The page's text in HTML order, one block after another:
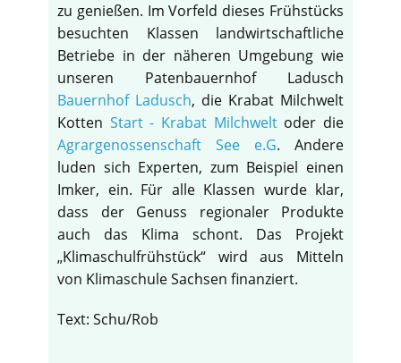
zu genießen. Im Vorfeld dieses Frühstücks
besuchten Klassen landwirtschaftliche
Betriebe in der näheren Umgebung wie
unseren Patenbauernhof Ladusch
Bauernhof Ladusch, die Krabat Milchwelt
Kotten Start - Krabat Milchweltoder die
Agrargenossenschaft See e.G. Andere
luden sich Experten, zum Beispiel einen
Imker, ein. Für alle Klassen wurde klar,
dass der Genuss regionaler Produkte
auch das Klima schont. Das Projekt
„Klimaschulfrühstück“ wird aus Mitteln
von Klimaschule Sachsen finanziert.
Text: Schu/Rob